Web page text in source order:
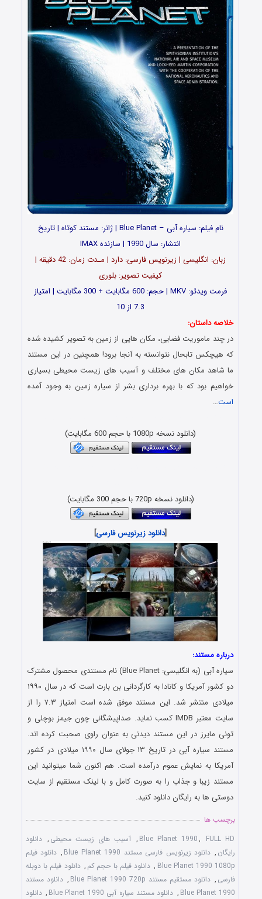
نام فیلم: سیاره آبی – Blue Planet | ژانر: مستند کوتاه | تاریخ
انتشار: سال 1990 | سازنده IMAX
زبان: انگلیسی | زیرنویس فارسی: دارد | مـدت زمان: 42 دقیقه |
کیفیت تصویر: بلوری
فرمت ویدئو: MKV | حجم: 600 مگابایت + 300 مگابایت | امتیاز
7.3 از 10
خلاصه داستان:
در چند ماموریت فضایی، مکان هایی از زمین به تصویر کشیده شده
که هیچکس تابحال نتوانسته به آنجا برود! همچنین در این مستند
ما شاهد مکان های مختلف و آسیب های زیست محیطی بسیاری
خواهیم بود که با بهره برداری بشر از سیاره زمین به وجود آمده
است…
(دانلود نسخه 1080p با حجم 600 مگابایت)
(دانلود نسخه 720p با حجم 300 مگابایت)
[دانلود زیرنویس فارسی]
درباره مستند:
سیاره آبی (به انگلیسی: Blue Planet) نام مستندی محصول مشترک
دو کشور آمریکا و کانادا به کارگردانی بن بارت است که در سال ۱۹۹۰
میلادی منتشر شد. این مستند موفق شده است امتیاز ۷.۳ را از
سایت معتبر IMDB کسب نماید. صداپیشگانی چون جیمز بوچلی و
تونی مایرز در این مستند دیدنی به عنوان راوی صحبت کرده اند.
مستند سیاره آبی در تاریخ ۱۳ جولای سال ۱۹۹۰ میلادی در کشور
آمریکا به نمایش عموم درآمده است. هم اکنون شما میتوانید این
مستند زیبا و جذاب را به صورت کامل و با لینک مستقیم از سایت
دوستی ها به رایگان دانلود کنید.
برچسب ها
Blue Planet 1990, FULL HD
, آسیب های زیست محیطی , دانلود
رایگان , دانلود زیرنویس فارسی مستند Blue Planet 1990 , دانلود فیلم
Blue Planet 1990 1080p
, دانلود فیلم با حجم کم , دانلود فیلم با دوبله
فارسی , دانلود مستقیم مستند Blue Planet 1990 720p , دانلود مستند
Blue Planet 1990
, دانلود مستند سیاره آبی Blue Planet 1990 , دانلود